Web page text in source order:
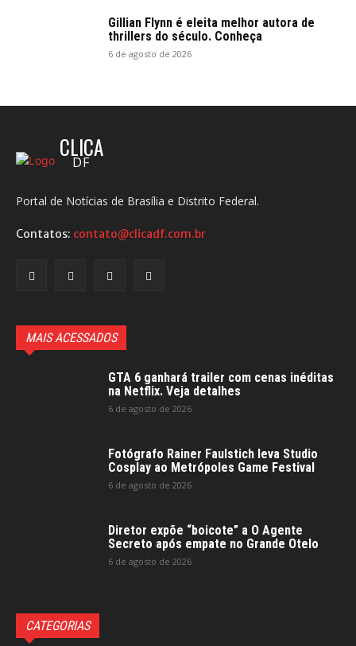
Gillian Flynn é eleita melhor autora de
thrillers do século. Conheça
6 de agosto de 2026
CLICA
DF
Portal de Notícias de Brasília e Distrito Federal.
Contatos: contato@clicadf.com.br
MAIS ACESSADOS
GTA 6 ganhará trailer com cenas inéditas
na Netflix. Veja detalhes
6 de agosto de 2026
Fotógrafo Rainer Faulstich leva Studio
Cosplay ao Metrópoles Game Festival
6 de agosto de 2026
Diretor expõe “boicote” a O Agente
Secreto após empate no Grande Otelo
6 de agosto de 2026
CATEGORIAS